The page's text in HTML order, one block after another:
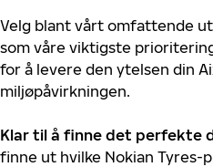
Velg blant vårt omfattende
som våre viktigste
for å levere den ytelsen din
miljøpåvirkningen.
Klar til å finne det perfekte
finne ut hvilke Nokian Tyres-